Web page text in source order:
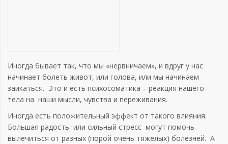
Иногда бывает так, что мы «нервничаем», и вдруг у нас
начинает болеть живот, или голова, или мы начинаем
заикаться. Это и есть психосоматика – реакция нашего
тела на наши мысли, чувства и переживания.
Иногда есть положительный эффект от такого влияния.
Большая радость или сильный стресс могут помочь
вылечиться от разных (порой очень тяжелых) болезней. А